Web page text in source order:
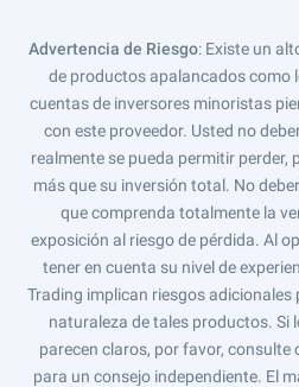
Advertencia de Riesgo: Existe un
de productos apalancados como
cuentas de inversores minoristas
con este proveedor. Usted no
realmente se pueda permitir perder,
más que su inversión total. No
que comprenda totalmente la
exposición al riesgo de pérdida. Al
tener en cuenta su nivel de
Trading implican riesgos adicionales
naturaleza de tales productos. Si
parecen claros, por favor, consulte
para un consejo independiente. El